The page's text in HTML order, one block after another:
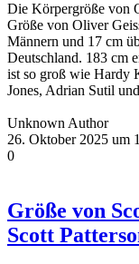
Die Körpergröße von
Größe von Oliver
Männern und 17 cm
Deutschland. 183 cm
ist so groß wie Hardy
Jones, Adrian Sutil
Unknown Author
26. Oktober 2025 um
0
Größe von
Scott